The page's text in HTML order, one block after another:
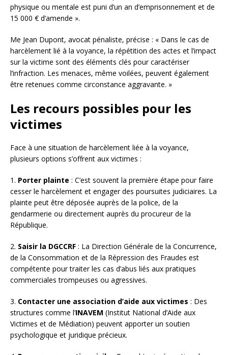
physique ou mentale est puni d’un an d’emprisonnement et de
15 000 € d’amende ».
Me Jean Dupont, avocat pénaliste, précise : « Dans le cas de
harcèlement lié à la voyance, la répétition des actes et l’impact
sur la victime sont des éléments clés pour caractériser
l’infraction. Les menaces, même voilées, peuvent également
être retenues comme circonstance aggravante. »
Les recours possibles pour les
victimes
Face à une situation de harcèlement liée à la voyance,
plusieurs options s’offrent aux victimes :
1. Porter plainte : C’est souvent la première étape pour faire
cesser le harcèlement et engager des poursuites judiciaires. La
plainte peut être déposée auprès de la police, de la
gendarmerie ou directement auprès du procureur de la
République.
2. Saisir la DGCCRF : La Direction Générale de la Concurrence,
de la Consommation et de la Répression des Fraudes est
compétente pour traiter les cas d’abus liés aux pratiques
commerciales trompeuses ou agressives.
3. Contacter une association d’aide aux victimes : Des
structures comme l’INAVEM (Institut National d’Aide aux
Victimes et de Médiation) peuvent apporter un soutien
psychologique et juridique précieux.